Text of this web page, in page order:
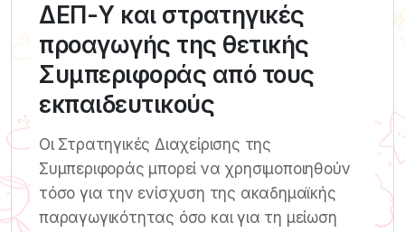
ΔΕΠ-Υ και στρατηγικές
προαγωγής της θετικής
Συμπεριφοράς από τους
εκπαιδευτικούς
Οι Στρατηγικές Διαχείρισης της
Συμπεριφοράς μπορεί να χρησιμοποιηθούν
τόσο για την ενίσχυση της ακαδημαϊκής
παραγωγικότητας όσο και για τη μείωση